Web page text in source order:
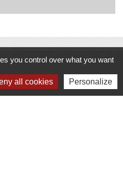
you control over what you want
all cookies Personalize